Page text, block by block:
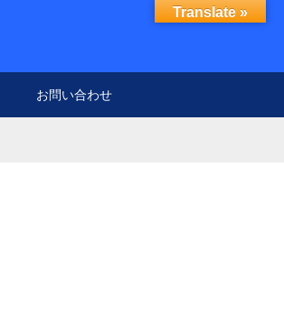
お問い合わせ
Translate »